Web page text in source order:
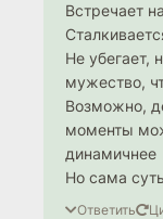
Встречает
Не убегает,
мужество,
Возможно,
моменты
динамичнее
Но сама
Ответить